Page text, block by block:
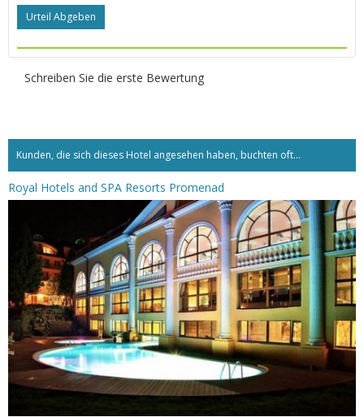
Urteil Abgeben
Schreiben Sie die erste Bewertung
Kunden, die sich dieses Hotel angesehen haben, buchten oft...
Royal Hotels and SPA Resorts Promenad